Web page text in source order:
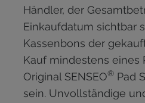
Händler, der
Einkaufdatum sichtbar
Kassenbons der
Kauf mindestens eines
Original SENSEO® Pad
sein. Unvollständige